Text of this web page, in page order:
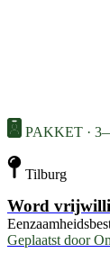
PAKKET ·
Tilburg
Word
Geplaatst door